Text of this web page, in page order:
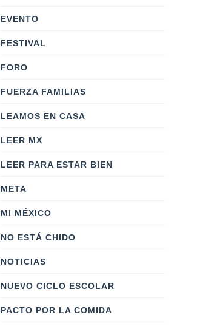
EVENTO
FESTIVAL
FORO
FUERZA FAMILIAS
LEAMOS EN CASA
LEER MX
LEER PARA ESTAR BIEN
META
MI MÉXICO
NO ESTÁ CHIDO
NOTICIAS
NUEVO CICLO ESCOLAR
PACTO POR LA COMIDA